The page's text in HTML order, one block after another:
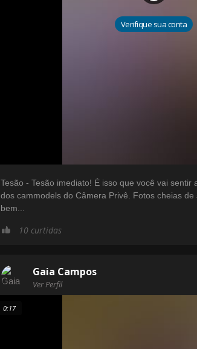
Verifique sua conta
Tesão - Tesão imediato! É isso que você vai sentir
dos cammodels do Câmera Privê. Fotos cheias
bem...
10 curtidas
Gaia Campos
Ver Perfil
0:17